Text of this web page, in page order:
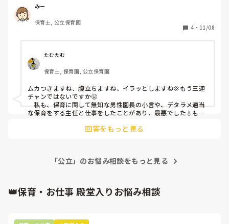
らないと色々決まらないなど、先生たちはストレスかかえな
がらやっています。
次長は0,1クラスの担任も兼務していますが、クラスには入
少ないと行事前で忙しくても1人上がってしまったり、7人ク
ラスなのに怪我が怖いからと職員を4人以上つけたりしてい
ます。3歳児クラスも加配や手が出る子がいて大変なのに、
そこには職員増やさないで、実際先日怪我がありました。
普段は、私は午前中から給食まで0,1で、その後1人担任の
2,4歳児に担任の休憩と入れ替わりで入っています。休憩は1
時間取って貰えるように、担任がいても1時間は確実にクラ
スにいるようにしています。
11:25-12:25、その後4歳児クラスに行きました。
私は休憩時間として1時間部屋にいたのですが、所長が「4歳
ている感じで、担任が寝かしつけしてんのになんで次のクラ
スに行かないの？と思われていたと思います。2歳児クラス
いつも言っていますが、1人担任だし、私がいる時はしっか
みー
保育士, 公立保育園
4 ・ 11/08
たむたむ
保育士, 保育園, 公立保育園
ムカつきますね、腹立ちますね、イラッとしますね💢もう三連
チャンではないですか😤
私も、保育に関して無知な男性園長の小言や、デタラメ適当
な保育をする主任と仕事をしたことがあり、最悪でした💧もう
んですねー！」でやりきりましたよ😅そして、帰ってからよく
回答をもっと見る
「公立」のお悩み相談をもっと見る
👑保育・お仕事 殿堂入りお悩み相談